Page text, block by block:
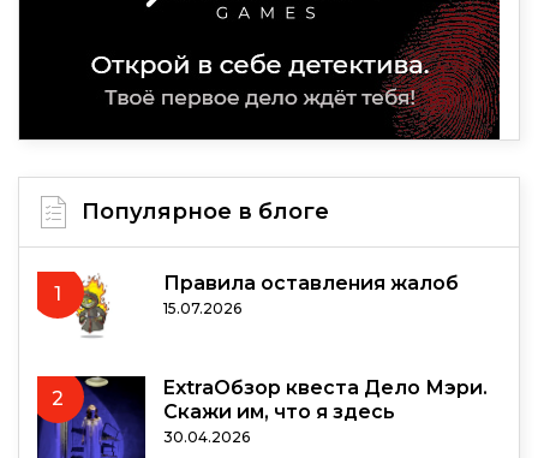
Популярное в блоге
1 Правила оставления жалоб
15.07.2026
2
ExtraОбзор квеста Дело Мэри.
Скажи им, что я здесь
30.04.2026